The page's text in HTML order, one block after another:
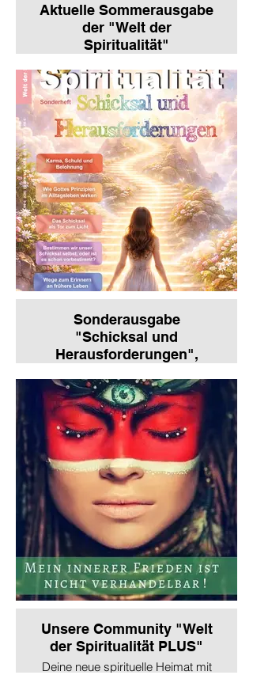
Aktuelle Sommerausgabe
der "Welt der
Spiritualität"
Sonderausgabe
"Schicksal und
Herausforderungen",
Aktuelle Ausgabe:
Sonderausgabe "Schicksal und
Herausforderungen", 2026
Unsere Community "Welt
der Spiritualität PLUS"
Deine neue spirituelle Heimat mit